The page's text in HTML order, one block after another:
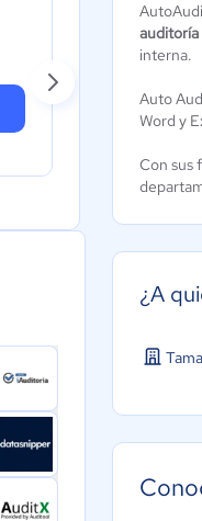
auditoría
interna.
Auto
Word y
Con sus
¿A